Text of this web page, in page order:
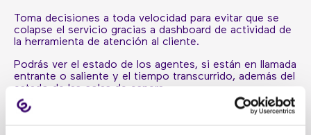
Toma decisiones a toda velocidad para evitar que se
colapse el servicio gracias a dashboard de actividad de
la herramienta de atención al cliente.
Podrás ver el estado de los agentes, si están en llamada
entrante o saliente y el tiempo transcurrido, además del
estado de las colas de espera.